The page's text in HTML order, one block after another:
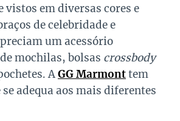
vistos em diversas cores e
de celebridade e
um acessório
mochilas, bolsas crossbody
AGG Marmonttem
adequa aos mais diferentes